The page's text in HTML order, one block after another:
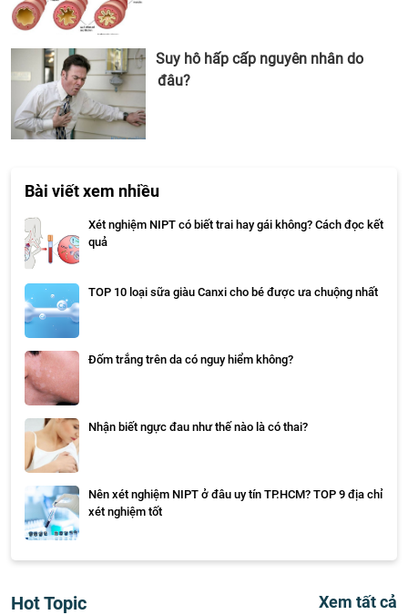
Suy hô hấp cấp nguyên nhân do
đâu?
Bài viết xem nhiều
Xét nghiệm NIPT có biết trai hay gái không? Cách đọc kết
quả
TOP 10 loại sữa giàu Canxi cho bé được ưa chuộng nhất
Đốm trắng trên da có nguy hiểm không?
Nhận biết ngực đau như thế nào là có thai?
Nên xét nghiệm NIPT ở đâu uy tín TP.HCM? TOP 9 địa chỉ
xét nghiệm tốt
Hot Topic Xem tất cả